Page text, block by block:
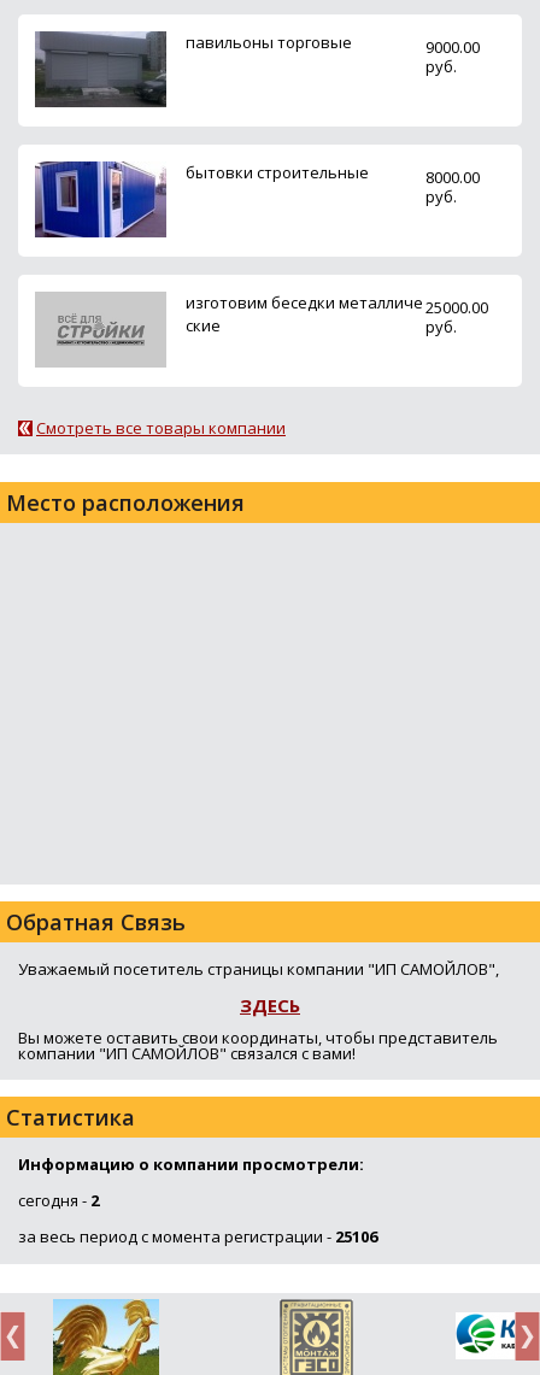
павильоны торговые
9000.00
руб.
бытовки строительные
8000.00
руб.
изготовим беседки металличе
ские
25000.00
руб.
Смотреть все товары компании
Место расположения
Обратная Связь
Уважаемый посетитель страницы компании "ИП САМОЙЛОВ",
ЗДЕСЬ
Вы можете оставить свои координаты, чтобы представитель
компании "ИП САМОЙЛОВ" связался с вами!
Статистика
Информацию о компании просмотрели:
сегодня - 2
за весь период с момента регистрации - 25106